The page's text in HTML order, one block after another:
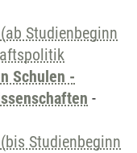
Studienbeginn
Schulen -
-
Studienbeginn